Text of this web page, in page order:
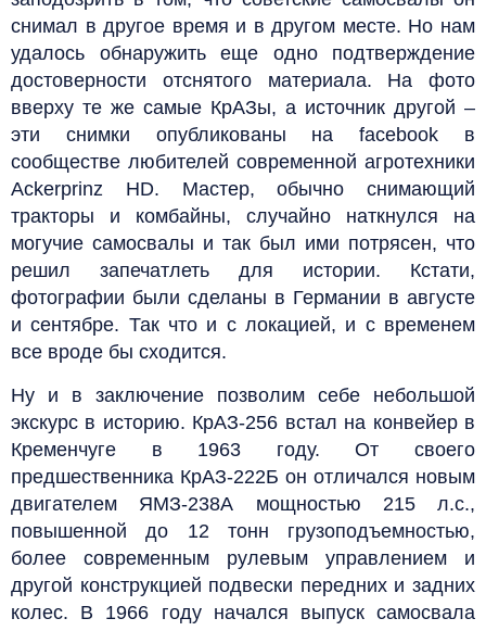
снимал в другое время и в другом месте. Но нам
удалось обнаружить еще одно подтверждение
достоверности отснятого материала. На фото
вверху те же самые КрАЗы, а источник другой –
эти снимки опубликованы на facebook в
сообществе любителей современной агротехники
Ackerprinz HD. Мастер, обычно снимающий
тракторы и комбайны, случайно наткнулся на
могучие самосвалы и так был ими потрясен, что
решил запечатлеть для истории. Кстати,
фотографии были сделаны в Германии в августе
и сентябре. Так что и с локацией, и с временем
все вроде бы сходится.
Ну и в заключение позволим себе небольшой
экскурс в историю. КрАЗ-256 встал на конвейер в
Кременчуге в 1963 году. От своего
предшественника КрАЗ-222Б он отличался новым
двигателем ЯМЗ-238А мощностью 215 л.с.,
повышенной до 12 тонн грузоподъемностью,
более современным рулевым управлением и
другой конструкцией подвески передних и задних
колес. В 1966 году начался выпуск самосвала